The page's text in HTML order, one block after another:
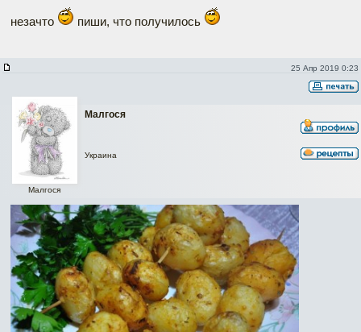
незачто пиши, что получилось
25 Апр 2019 0:23
Малгося
Малгося
Украина